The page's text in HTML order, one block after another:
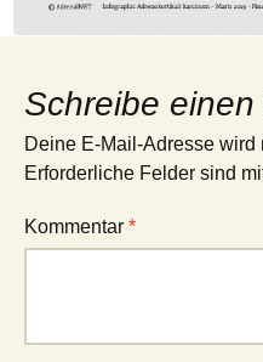
Schreibe
Deine E-Mail-Adresse wird
Erforderliche Felder sind
Kommentar *